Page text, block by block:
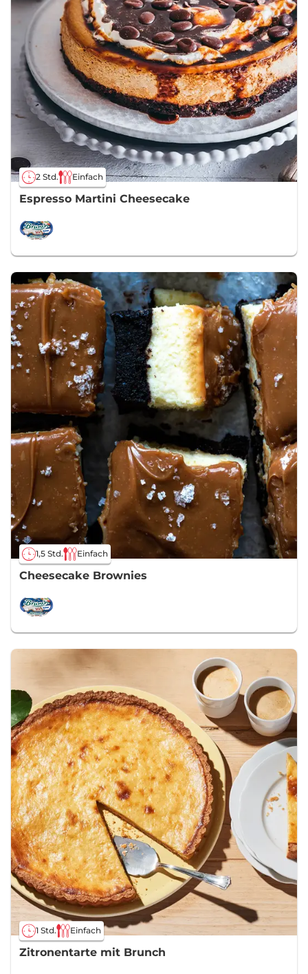
2 Std. Einfach
Espresso Martini Cheesecake
1,5 Std. Einfach
Cheesecake Brownies
1 Std. Einfach
Zitronentarte mit Brunch